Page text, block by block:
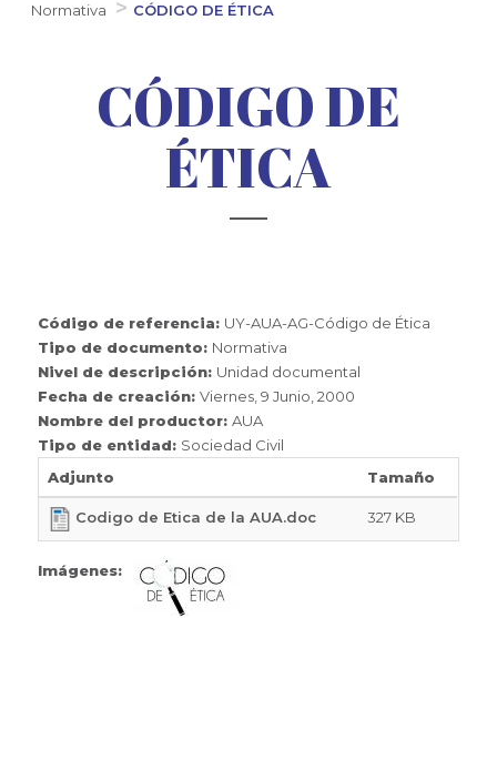
Normativa CÓDIGO DE ÉTICA
CÓDIGO DE
ÉTICA
Código de referencia: UY-AUA-AG-Código de Ética
Tipo de documento: Normativa
Nivel de descripción: Unidad documental
Fecha de creación:Viernes, 9 Junio, 2000
Nombre del productor:AUA
Tipo de entidad: Sociedad Civil
Adjunto
Tamaño
Codigo de Etica de la AUA.doc 327 KB
Imágenes: